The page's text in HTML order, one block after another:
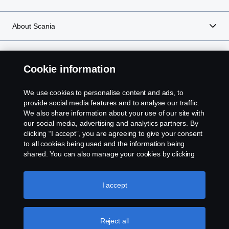
performanse na potpuno novi nivo.
About Scania
Scania in Your Region: CRNA GORA
Pravna obavijest
Izjava o privatnosti
Javite nam se
Cookie information
We use cookies to personalise content and ads, to
provide social media features and to analyse our traffic.
We also share information about your use of our site with
our social media, advertising and analytics partners. By
clicking “I accept”, you are agreeing to give your consent
to all cookies being used and the information being
shared. You can also manage your cookies by clicking
like to accept. For a more detailed explanation of how we
use cookies, please visit our cookies section, which you
Reject all
I accept